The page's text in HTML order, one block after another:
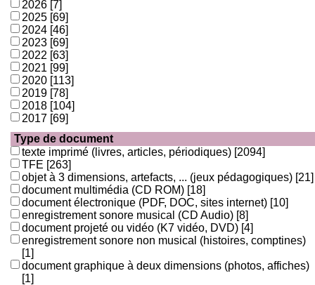
2026 [7]
2025 [69]
2024 [46]
2023 [69]
2022 [63]
2021 [99]
2020 [113]
2019 [78]
2018 [104]
2017 [69]
Type de document
texte imprimé (livres, articles, périodiques) [2094]
TFE [263]
objet à 3 dimensions, artefacts, ... (jeux pédagogiques) [21]
document multimédia (CD ROM) [18]
document électronique (PDF, DOC, sites internet) [10]
enregistrement sonore musical (CD Audio) [8]
document projeté ou vidéo (K7 vidéo, DVD) [4]
enregistrement sonore non musical (histoires, comptines)
[1]
document graphique à deux dimensions (photos, affiches)
[1]